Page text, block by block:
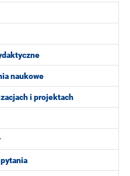
naukowe
i projektach